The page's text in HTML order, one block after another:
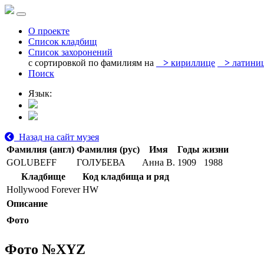
О проекте
Список кладбищ
Список захоронений
с сортировкой по фамилиям на
> кириллице >
Поиск
Язык:
Назад на сайт музея
Фамилия (англ) Фамилия (рус) Имя
Годы жизни
GOLUBEFF
ГОЛУБЕВА Анна В. 1909
1988
Кладбище
Код кладбища и ряд
Hollywood Forever HW
Описание
Фото
Фото №XYZ